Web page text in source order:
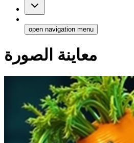
open navigation menu
معاينة الصورة